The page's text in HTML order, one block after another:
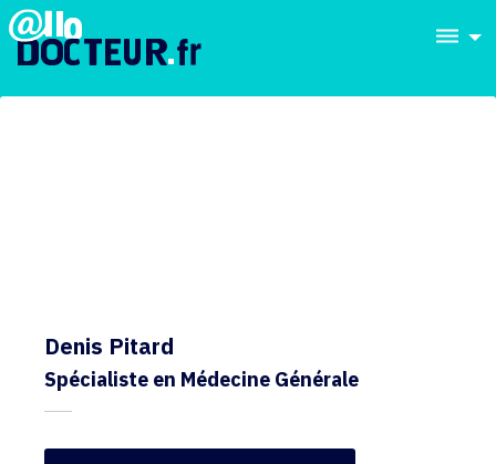
dehaze
Denis Pitard
Spécialiste en Médecine Générale